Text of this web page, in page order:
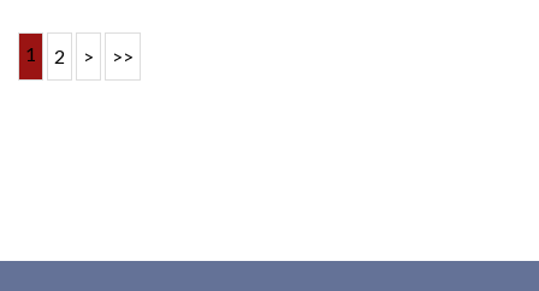
1 2 > >>